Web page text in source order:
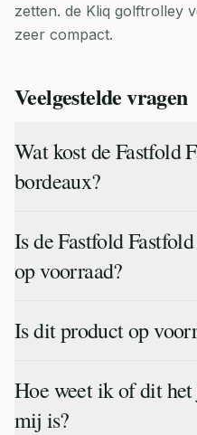
zetten. de Kliq golftrolley
zeer compact.
Veelgestelde vragen
Wat kost de Fastfold
bordeaux?
Is de Fastfold
op voorraad?
Is dit product op
Hoe weet ik of dit
mij is?